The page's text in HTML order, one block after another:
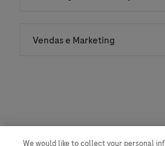
Vendas e Marketing
We would like to collect your personal